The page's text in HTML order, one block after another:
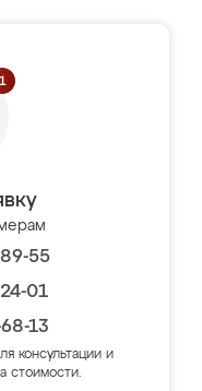
55
01
13
консультации и
стоимости.